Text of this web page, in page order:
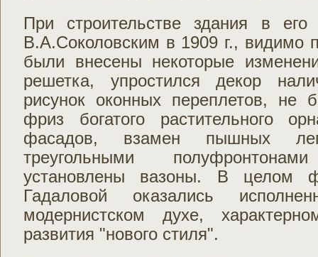
При строительстве здания в его
В.А.Соколовским в 1909 г., видимо
были внесены некоторые
решетка, упростился декор
рисунок оконных переплетов, не
фриз богатого растительного
фасадов, взамен пышных
треугольными
установлены вазоны. В целом
Гадаловой оказались
модернистском духе,
развития "нового стиля".